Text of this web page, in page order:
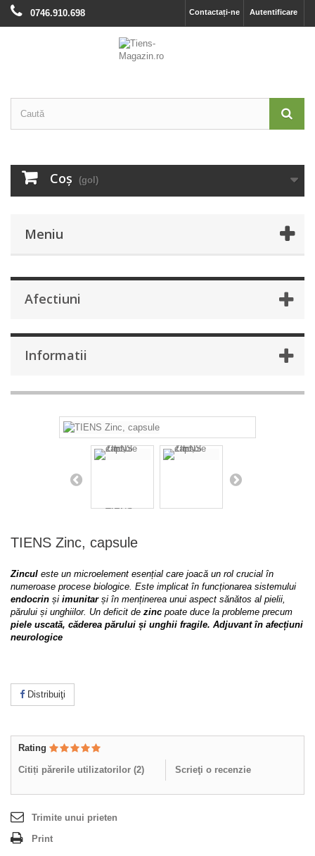
Autentificare
Contactați-ne
0746.910.698
Coş (gol)
Meniu
Afectiuni
Informatii
TIENS Zinc, capsule
Zincul este un microelement esențial care joacă un rol crucial în
numeroase procese biologice. Este implicat în funcționarea sistemului
endocrin și imunitarși în menținerea unui aspect sănătos al pielii,
părului și unghiilor. Un deficit de zinc poate duce la probleme precum
piele uscată, căderea părului și unghii fragile. Adjuvant în afecțiuni
neurologice
Distribuiţi
Rating
Citiți părerile utilizatorilor (2) Scrieţi o recenzie
Trimite unui prieten
Print